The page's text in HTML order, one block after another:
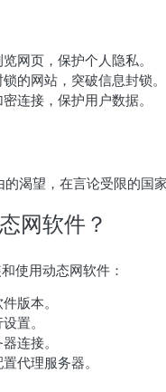
网页，保护个人隐私。
的网站，突破信息封锁。
连接，保护用户数据。
渴望，在言论受限的国家
网软件？
使用动态网软件：
版本。
置。
连接。
代理服务器。